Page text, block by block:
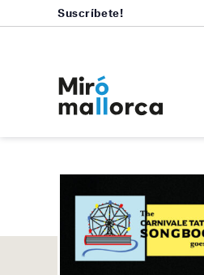
Suscríbete!